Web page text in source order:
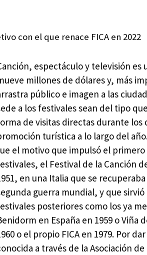
con el que renace FICA en 2022
espectáculo y televisión es
millones de dólares y, más
público e imagen a las
a los festivales sean del tipo
de visitas directas durante los
turística a lo largo del
el motivo que impulsó el
el Festival de la Canción
en una Italia que se
guerra mundial, y que
posteriores como los ya
en España en 1959 o Viña
o el propio FICA en 1979. Por
a través de la Asociación